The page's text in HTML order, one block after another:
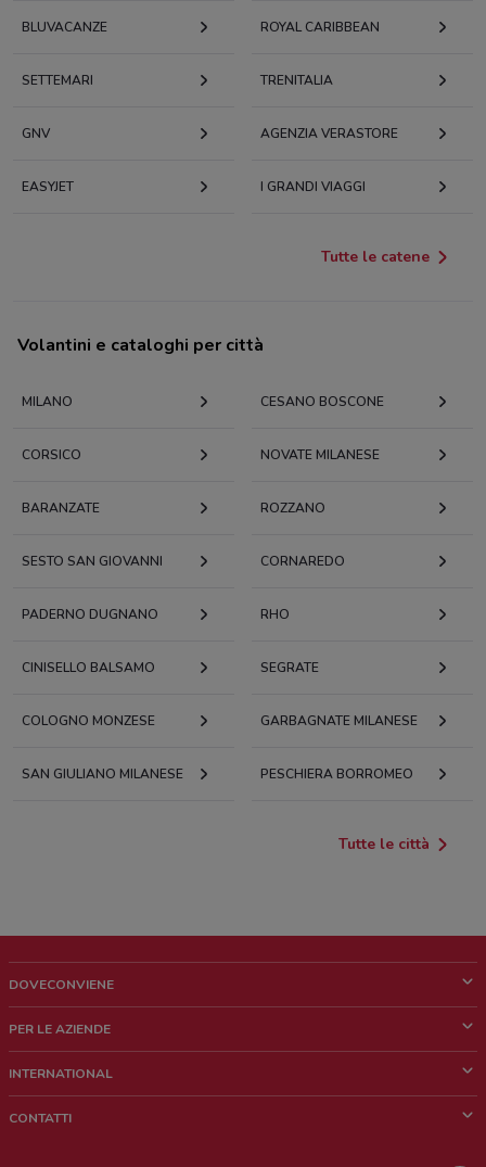
BLUVACANZE ROYAL CARIBBEAN
SETTEMARI TRENITALIA
GNV AGENZIA VERASTORE
EASYJET I GRANDI VIAGGI
Tutte le catene
Volantini e cataloghi per città
MILANO CESANO BOSCONE
CORSICO NOVATE MILANESE
BARANZATE ROZZANO
SESTO SAN GIOVANNI CORNAREDO
PADERNO DUGNANO RHO
CINISELLO BALSAMO SEGRATE
COLOGNO MONZESE GARBAGNATE MILANESE
SAN GIULIANO MILANESE PESCHIERA BORROMEO
Tutte le città
DOVECONVIENE
Chi siamo
Lavora con noi
PER LE AZIENDE
Richieste commerciali e marketing
INTERNATIONAL
CONTATTI